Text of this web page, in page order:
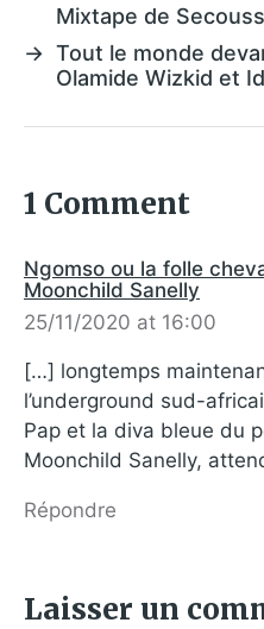
Mixtape de
→ Tout le monde
Olamide Wizkid et
1 Comment
Ngomso ou la folle
Moonchild Sanelly
25/11/2020 at 16:00
[…] longtemps
l’underground sud-
Pap et la diva bleue du
Moonchild Sanelly,
Répondre
Laisser un